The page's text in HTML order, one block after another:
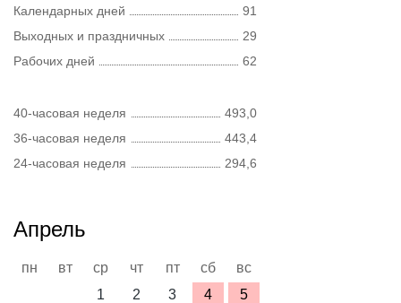
Календарных дней
91
Выходных и праздничных
29
Рабочих дней
62
40-часовая неделя
493,0
36-часовая неделя
443,4
24-часовая неделя
294,6
Апрель
пн вт ср чт пт сб
вс
1
2 3 4
5